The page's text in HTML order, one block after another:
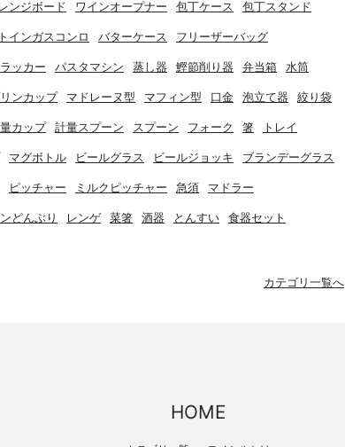
レンジボード ワインオープナー 包丁ケース 包丁スタンド
インガスコンロ バターケース フリーザーバッグ
ッカー パスタマシン 蒸し器 鰹節削り器 弁当箱 水筒
ンカップ マドレーヌ型 マフィン型 口金 泡立て器 絞り袋
カップ 計量スプーン スプーン フォーク 箸 トレイ
マグボトル ビールグラス ビールジョッキ ブランデーグラス
ピッチャー ミルクピッチャー 急須 マドラー
どんぶり レンゲ 菜箸 酒器 とんすい 食器セット
カテゴリ一覧へ
HOME